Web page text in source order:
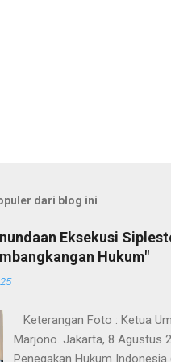
dari blog ini
Eksekusi
Hukum"
Keterangan Foto : Ketua
Marjono. Jakarta, 8 Agustus
Penegakan Hukum Indonesia